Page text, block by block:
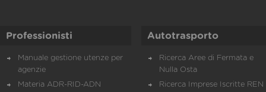
Professionisti
Manuale gestione utenze per
agenzie
Materia ADR-RID-ADN
Autotrasporto
Ricerca Aree di Fermata e
Nulla Osta
Ricerca Imprese Iscritte REN